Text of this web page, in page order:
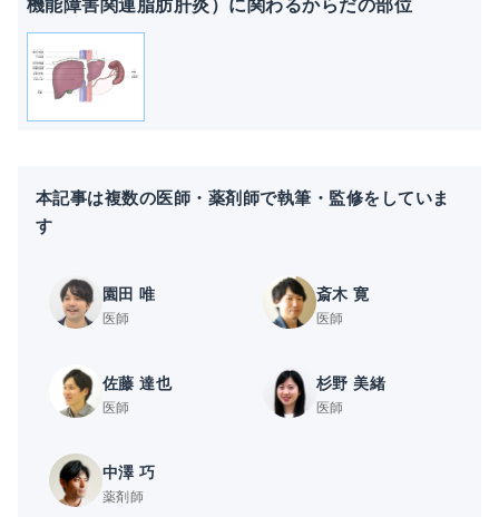
機能障害関連脂肪肝炎）に関わるからだの部位
本記事は複数の医師・薬剤師で執筆・監修をしていま
す
園田 唯
医師
斎木 寛
医師
佐藤 達也
医師
杉野 美緒
医師
中澤 巧
薬剤師